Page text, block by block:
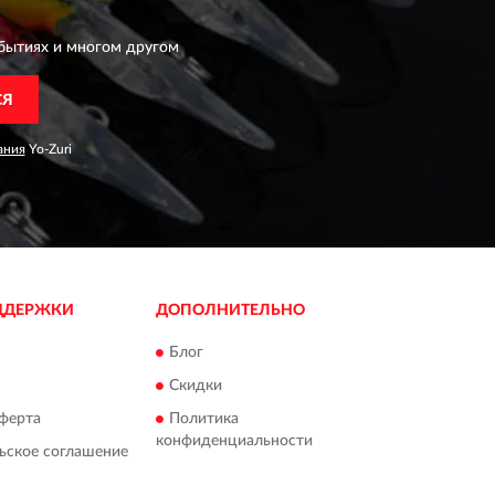
и многом другом
Yo-Zuri
соглашение
ДОПОЛНИТЕЛЬНО
Блог
Скидки
Политика
конфиденциальности